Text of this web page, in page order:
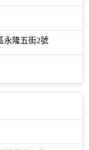
永隆五街2號